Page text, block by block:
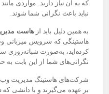
که به آن نیاز دارید. مواردی
نباید باعث نگرانی شما شوند.
به همین دلیل باید از هاست
هاستینگی که سرویس میزبانی
کرده‌اید، به‌صورت شبانه‌روزی
نگرانی‌های شما از این بابت به
بر عهده می‌گیرند و با دانشی که